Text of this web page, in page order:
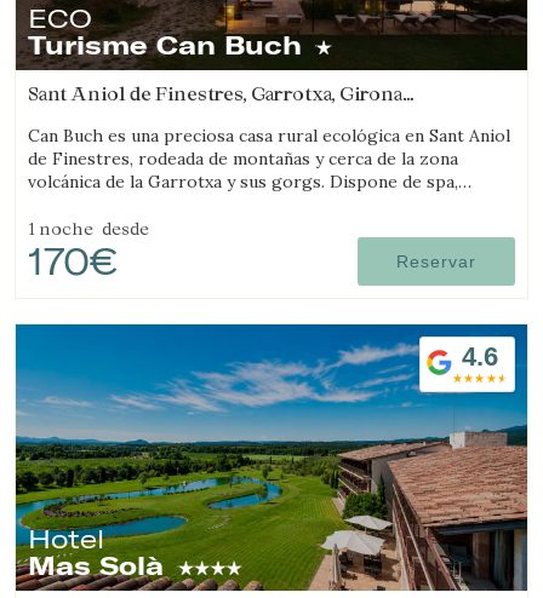
ECO
Turisme Can Buch
Sant Aniol de Finestres, Garrotxa, Girona
Can Buch es una preciosa casa rural ecológica en Sant Aniol
de Finestres, rodeada de montañas y cerca de la zona
volcánica de la Garrotxa y sus gorgs. Dispone de spa,
1 noche desde
170€ Reservar
4.6
Hotel
Mas Solà